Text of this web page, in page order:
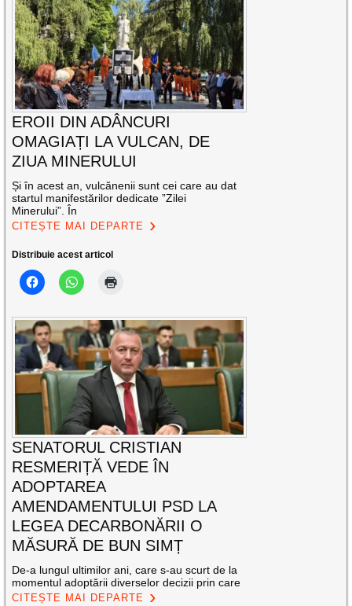
EROII DIN ADÂNCURI
OMAGIAȚI LA VULCAN, DE
ZIUA MINERULUI
Și în acest an, vulcănenii sunt cei care au dat
startul manifestărilor dedicate ”Zilei
Minerului”. În
CITEȘTE MAI DEPARTE
Distribuie acest articol
SENATORUL CRISTIAN
RESMERIȚĂ VEDE ÎN
ADOPTAREA
AMENDAMENTULUI PSD LA
LEGEA DECARBONĂRII O
MĂSURĂ DE BUN SIMȚ
De-a lungul ultimilor ani, care s-au scurt de la
momentul adoptării diverselor decizii prin care
CITEȘTE MAI DEPARTE